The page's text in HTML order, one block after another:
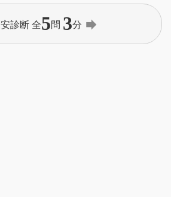
診断 全5問 3分 forward